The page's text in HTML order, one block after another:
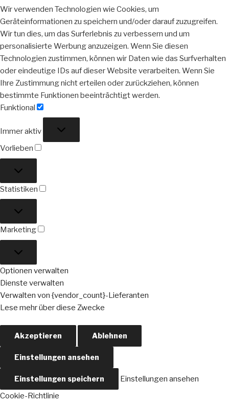
Wir verwenden Technologien wie Cookies, um
Geräteinformationen zu speichern und/oder darauf zuzugreifen.
Wir tun dies, um das Surferlebnis zu verbessern und um
personalisierte Werbung anzuzeigen. Wenn Sie diesen
Technologien zustimmen, können wir Daten wie das Surfverhalten
oder eindeutige IDs auf dieser Website verarbeiten. Wenn Sie
Ihre Zustimmung nicht erteilen oder zurückziehen, können
bestimmte Funktionen beeinträchtigt werden.
Funktional
Immer aktiv
Vorlieben
Statistiken
Marketing
Optionen verwalten
Dienste verwalten
Verwalten von {vendor_count}-Lieferanten
Lese mehr über diese Zwecke
Akzeptieren Ablehnen
Einstellungen ansehen
Einstellungen speichern
Einstellungen ansehen
Cookie-Richtlinie